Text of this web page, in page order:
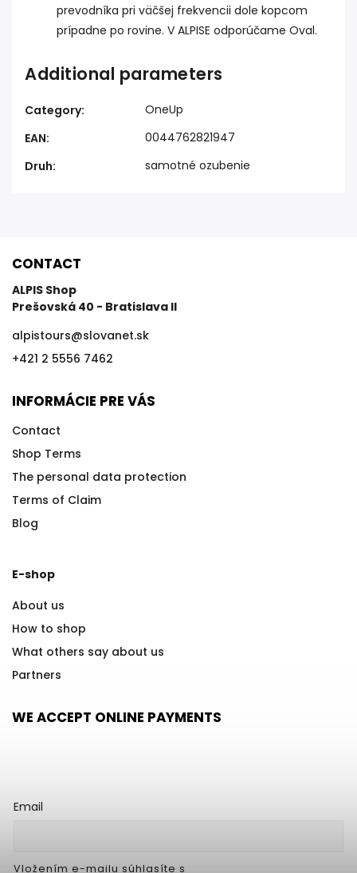
prevodníka pri väčšej frekvencii dole kopcom
prípadne po rovine. V ALPISE odporúčame Oval.
Additional parameters
Category:
OneUp
EAN:
0044762821947
Druh: samotné ozubenie
CONTACT
ALPIS Shop
Prešovská 40 - Bratislava II
alpistours@slovanet.sk
+421 2 5556 7462
INFORMÁCIE PRE VÁS
Contact
Shop Terms
The personal data protection
Terms of Claim
Blog
E-shop
About us
How to shop
What others say about us
Partners
WE ACCEPT ONLINE PAYMENTS
Email
Vložením e-mailu súhlasíte s